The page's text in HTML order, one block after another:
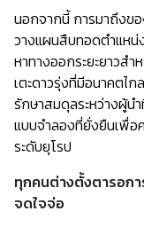
นอกจากนี้ การมาถึงข
วางแผนสืบทอดตำแหน่
หาทางออกระยะยาวส
เตะดาวรุ่งที่มีอนาคตไ
รักษาสมดุลระหว่างผู้น
แบบจำลองที่ยั่งยืนเพื่อค
ระดับยุโรป
ทุกคนต่างตั้งตารอก
จดใจจ่อ